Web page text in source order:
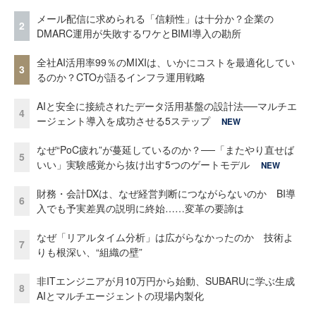
2
メール配信に求められる「信頼性」は十分か？企業の
DMARC運用が失敗するワケとBIMI導入の勘所
3
全社AI活用率99％のMIXIは、いかにコストを最適化してい
るのか？CTOが語るインフラ運用戦略
4
AIと安全に接続されたデータ活用基盤の設計法──マルチエ
ージェント導入を成功させる5ステップ
NEW
5
なぜ“PoC疲れ”が蔓延しているのか？──「またやり直せば
いい」実験感覚から抜け出す5つのゲートモデル
NEW
6
財務・会計DXは、なぜ経営判断につながらないのか BI導
入でも予実差異の説明に終始……変革の要諦は
7
なぜ「リアルタイム分析」は広がらなかったのか 技術よ
りも根深い、“組織の壁”
8
非ITエンジニアが月10万円から始動、SUBARUに学ぶ生成
AIとマルチエージェントの現場内製化